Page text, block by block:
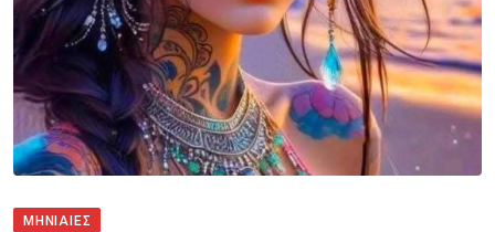
ΜΗΝΙΑΙΕΣ